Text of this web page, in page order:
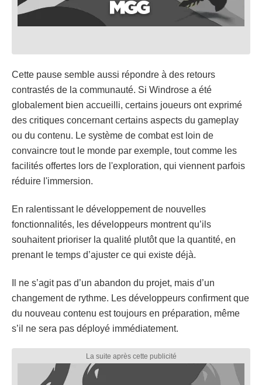
Cette pause semble aussi répondre à des retours
contrastés de la communauté. Si Windrose a été
globalement bien accueilli, certains joueurs ont exprimé
des critiques concernant certains aspects du gameplay
ou du contenu. Le système de combat est loin de
convaincre tout le monde par exemple, tout comme les
facilités offertes lors de l'exploration, qui viennent parfois
réduire l'immersion.
En ralentissant le développement de nouvelles
fonctionnalités, les développeurs montrent qu’ils
souhaitent prioriser la qualité plutôt que la quantité, en
prenant le temps d’ajuster ce qui existe déjà.
Il ne s’agit pas d’un abandon du projet, mais d’un
changement de rythme. Les développeurs confirment que
du nouveau contenu est toujours en préparation, même
s’il ne sera pas déployé immédiatement.